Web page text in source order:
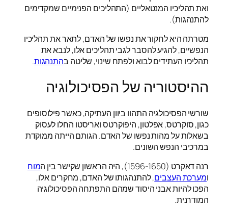
ואת תהליכיו המנטאליים (התהליכים הפנימיים שמקדימים
להתנהגות).
מטרתה היא לחקור את נפשו של האדם, לתאר את תהליכיו
הנפשיים, להגיע להסבר לגבי תהליכים אלו, לנבא את
תהליכיו העתידים לבוא ולפתח שינוי, שליטה בהתנהגות.
ההיסטוריה של הפסיכולוגיה
שורשי הפסיכולגיה התהוו ביוון העתיקה, כאשר פילוסופים
כגון, סוקרטס, אפלטון, היפוקרטס ואריסטו החלו לעסוק
בשאלות על מהות נפשו של האדם. הגותם הייתה ממוקדת
במרכיבי הנפש השונים.
רנה דאקרט (1596-1650), היה הראשון שקישר בין ה
מוח
ומערכת העצבים, להתנהגותו של האדם, מחקרים אלו,
הפכו להיות אבני היסוד שמהם התפתחה הפסיכולוגיה
המודרנית.